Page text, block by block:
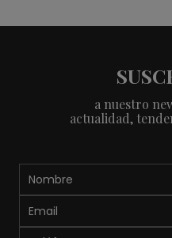
a nuestro
actualidad,